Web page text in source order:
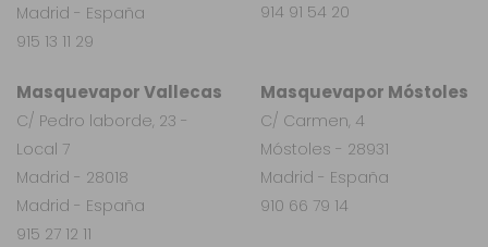
Madrid - España
915 13 11 29
Masquevapor Vallecas
C/ Pedro laborde, 23 -
Local 7
Madrid - 28018
Madrid - España
915 27 12 11
Masquevapor Móstoles
C/ Carmen, 4
Móstoles - 28931
Madrid - España
910 66 79 14
914 91 54 20